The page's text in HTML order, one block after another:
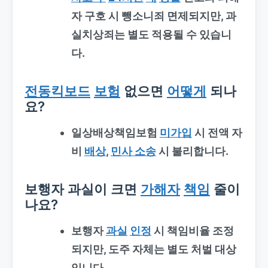
자 구호 시 뺑소니죄 면제되지만, 과
실치상죄는 별도 적용될 수 있습니
다.
전동킥보드 보험 없으면 어떻게 되나
요?
일상배상책임보험 미가입 시 전액 자
비 배상, 민사 소송시 불리합니다.
보행자 과실이 크면 가해자 책임 줄이
나요?
보행자과실 인정 시 책임비율 조정
되지만, 도주 자체는 별도 처벌 대상